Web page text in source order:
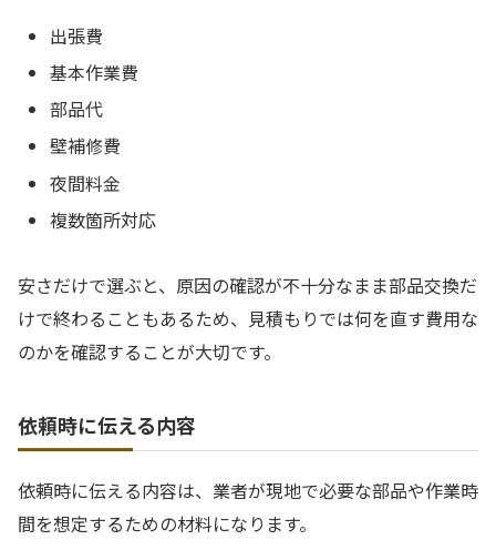
出張費
基本作業費
部品代
壁補修費
夜間料金
複数箇所対応
安さだけで選ぶと、原因の確認が不十分なまま部品交換だ
けで終わることもあるため、見積もりでは何を直す費用な
のかを確認することが大切です。
依頼時に伝える内容
依頼時に伝える内容は、業者が現地で必要な部品や作業時
間を想定するための材料になります。